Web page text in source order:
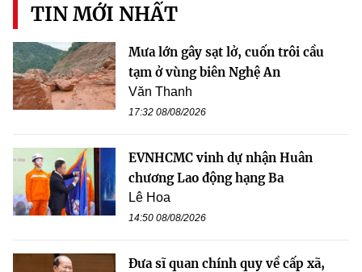
TIN MỚI NHẤT
Mưa lớn gây sạt lở, cuốn trôi cầu
tạm ở vùng biên Nghệ An
Văn Thanh
17:32 08/08/2026
EVNHCMC vinh dự nhận Huân
chương Lao động hạng Ba
Lê Hoa
14:50 08/08/2026
Đưa sĩ quan chính quy về cấp xã,